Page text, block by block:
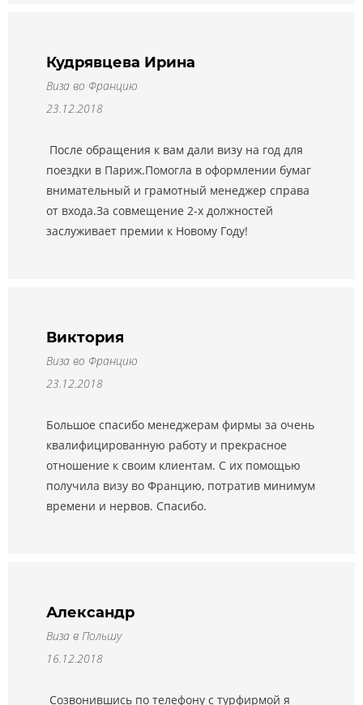
Кудрявцева Ирина
Виза во Францию
23.12.2018
После обращения к вам дали визу на год для
поездки в Париж.Помогла в оформлении бумаг
внимательный и грамотный менеджер справа
от входа.За совмещение 2-х должностей
заслуживает премии к Новому Году!
Виктория
Виза во Францию
23.12.2018
Большое спасибо менеджерам фирмы за очень
квалифицированную работу и прекрасное
отношение к своим клиентам. С их помощью
получила визу во Францию, потратив минимум
времени и нервов. Спасибо.
Александр
Виза в Польшу
16.12.2018
Созвонившись по телефону с турфирмой я